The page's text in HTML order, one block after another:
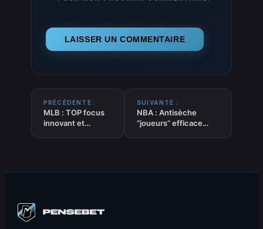
PRÉCÉDENTE :
MLB : TOP focus
innovant et
SUIVANTE :
NBA : Antisèche
“joueurs” efficace